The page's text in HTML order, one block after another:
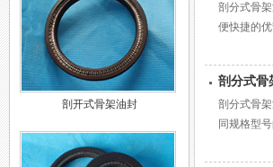
剖开式骨架油封
剖分式骨
便快捷的
剖分式骨
剖分式骨
同规格型